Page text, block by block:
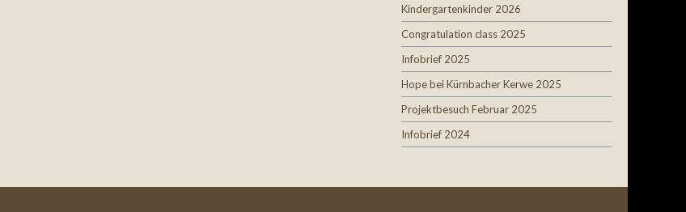
Kindergartenkinder 2026
Congratulation class 2025
Infobrief 2025
Hope bei Kürnbacher Kerwe 2025
Projektbesuch Februar 2025
Infobrief 2024